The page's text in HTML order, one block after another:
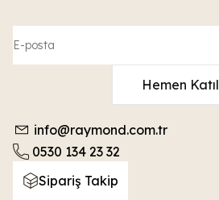
Hemen Katıl
info@raymond.com.tr
0530 134 23 32
Sipariş Takip